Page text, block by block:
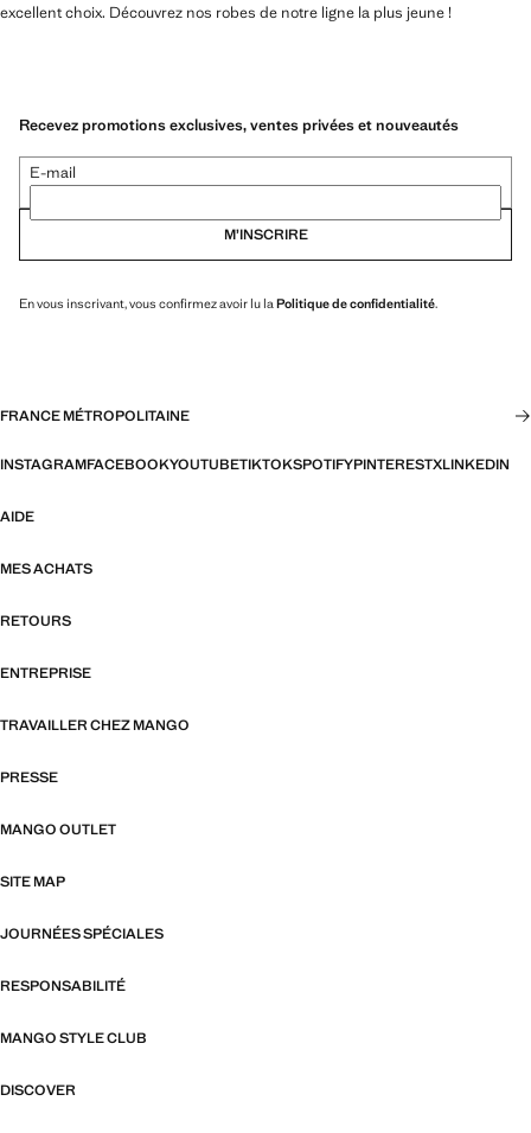
excellent choix. Découvrez nos robes de notre ligne la plus jeune !
Recevez promotions exclusives, ventes privées et nouveautés
E-mail
M’INSCRIRE
En vous inscrivant, vous confirmez avoir lu la Politique de confidentialité.
FRANCE MÉTROPOLITAINE
INSTAGRAMFACEBOOKYOUTUBETIKTOKSPOTIFYPINTERESTXLINKEDIN
AIDE
MES ACHATS
RETOURS
ENTREPRISE
TRAVAILLER CHEZ MANGO
PRESSE
MANGO OUTLET
SITE MAP
JOURNÉES SPÉCIALES
RESPONSABILITÉ
MANGO STYLE CLUB
DISCOVER